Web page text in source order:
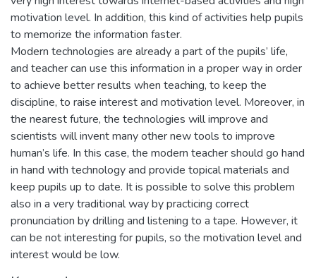
motivation level. In addition, this kind of activities help pupils
to memorize the information faster.
Modern technologies are already a part of the pupils’ life,
and teacher can use this information in a proper way in order
to achieve better results when teaching, to keep the
discipline, to raise interest and motivation level. Moreover, in
the nearest future, the technologies will improve and
scientists will invent many other new tools to improve
human’s life. In this case, the modern teacher should go hand
in hand with technology and provide topical materials and
keep pupils up to date. It is possible to solve this problem
also in a very traditional way by practicing correct
pronunciation by drilling and listening to a tape. However, it
can be not interesting for pupils, so the motivation level and
interest would be low.